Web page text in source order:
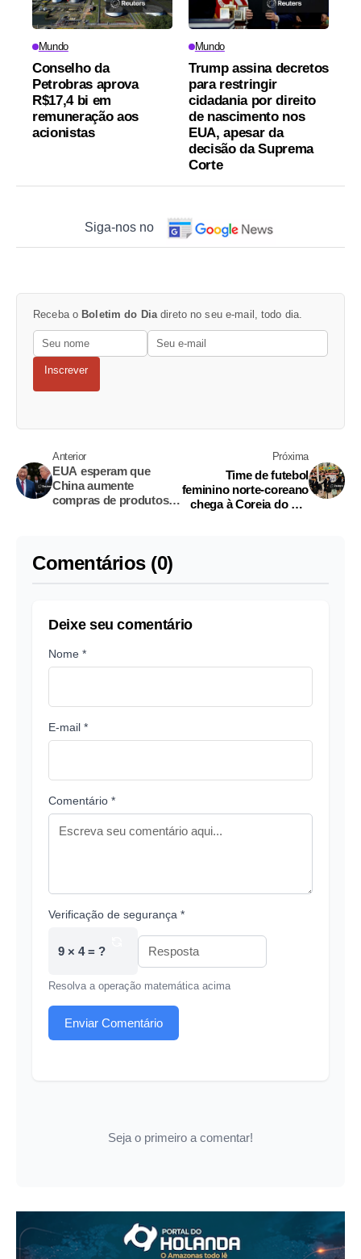
Mundo
Conselho da
Petrobras aprova
R$17,4 bi em
remuneração aos
acionistas
Mundo
Trump assina decretos
para restringir
cidadania por direito
de nascimento nos
EUA, apesar da
decisão da Suprema
Corte
Siga-nos no
Receba o Boletim do Diadireto no seu e-mail, todo dia.
Inscrever
Anterior
EUA esperam que
China aumente
compras de produtos
Próxima
Time de futebol
feminino norte-coreano
chega à Coreia do Sul
Comentários (0)
Deixe seu comentário
Nome *
E-mail *
Comentário *
Verificação de segurança *
9 × 4 = ?
Resolva a operação matemática acima
Enviar Comentário
Seja o primeiro a comentar!